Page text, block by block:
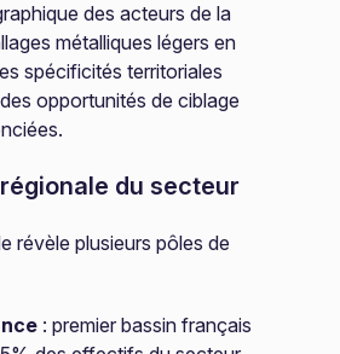
des acteurs de la
métalliques légers en
spécificités territoriales
opportunités de ciblage
du secteur
révèle plusieurs pôles de
: premier bassin français